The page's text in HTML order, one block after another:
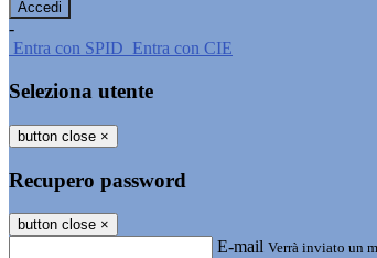
-
Entra con SPID Entra con CIE
Seleziona utente
button close ×
Recupero password
button close ×
E-mail Verrà inviato un